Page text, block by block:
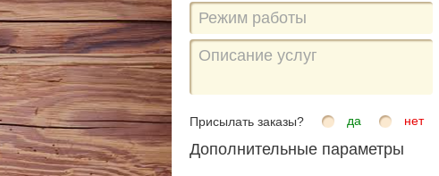
Присылать заказы? да нет
Дополнительные параметры